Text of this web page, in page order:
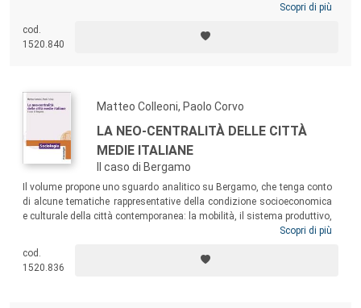
impoverimento non solo economico, ma anche identitario e culturale.
coesione sociale e di generatività urbana, fattori di crescita e di
sviluppo messi a dura prova dalla pandemia e dalla crisi
Scopri di più
cod.
1520.840
Matteo Colleoni, Paolo Corvo
LA NEO-CENTRALITÀ DELLE CITTÀ
MEDIE ITALIANE
Il caso di Bergamo
Il volume propone uno sguardo analitico su Bergamo, che tenga conto
di alcune tematiche rappresentative della condizione socioeconomica
e culturale della città contemporanea: la mobilità, il sistema produttivo,
il welfare, il turismo e lo sviluppo urbano. Grande attenzione è data
sulla passione per il calcio e sui personaggi della sua storia. Un
quadro vivace e dinamico di una città che ha dovuto fare i conti con il
Scopri di più
cod.
1520.836